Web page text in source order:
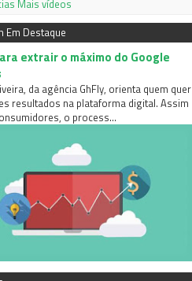
Mais vídeos
Em Destaque
extrair o máximo do Google
da agência GhFly, orienta quem quer
resultados na plataforma digital. Assim
o process...